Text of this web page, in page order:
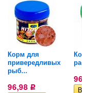
Корм для
привередливых
рыб...
96,98 Р